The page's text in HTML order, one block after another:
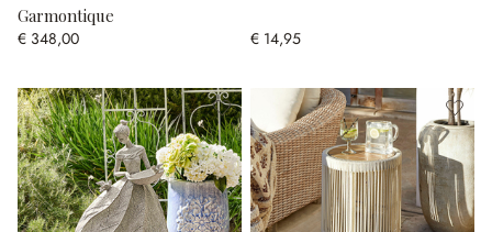
Garmontique
€ 348,00
€ 14,95